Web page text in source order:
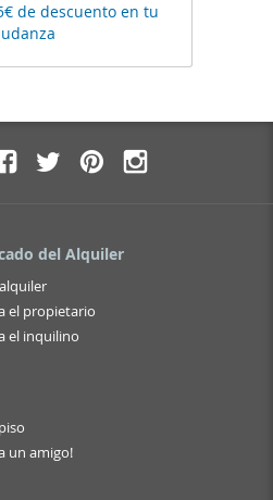
de descuento en tu
del Alquiler
el propietario
el inquilino
un amigo!